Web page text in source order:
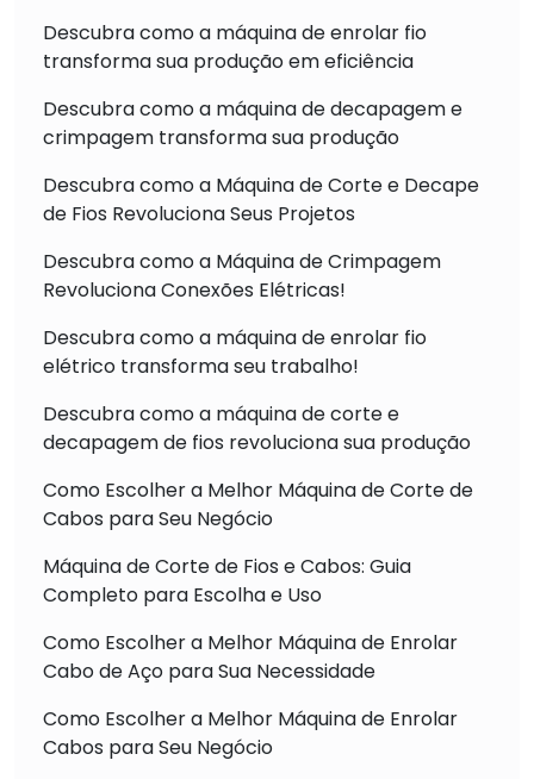
Descubra como a máquina de enrolar fio
transforma sua produção em eficiência
Descubra como a máquina de decapagem e
crimpagem transforma sua produção
Descubra como a Máquina de Corte e Decape
de Fios Revoluciona Seus Projetos
Descubra como a Máquina de Crimpagem
Revoluciona Conexões Elétricas!
Descubra como a máquina de enrolar fio
elétrico transforma seu trabalho!
Descubra como a máquina de corte e
decapagem de fios revoluciona sua produção
Como Escolher a Melhor Máquina de Corte de
Cabos para Seu Negócio
Máquina de Corte de Fios e Cabos: Guia
Completo para Escolha e Uso
Como Escolher a Melhor Máquina de Enrolar
Cabo de Aço para Sua Necessidade
Como Escolher a Melhor Máquina de Enrolar
Cabos para Seu Negócio